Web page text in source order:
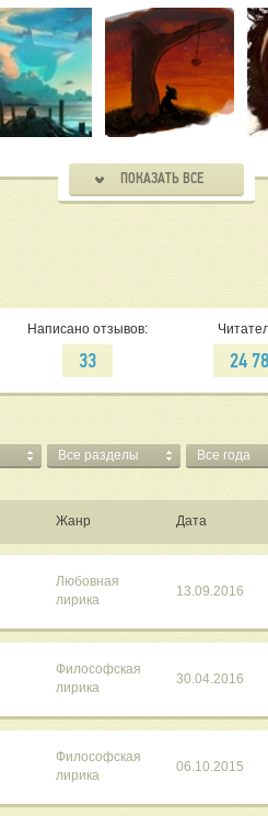
ПОКАЗАТЬ ВСЕ
Написано отзывов:
33 24
Все разделы Все года
Жанр Дата
Любовная
лирика
13.09.2016
Философская
лирика
30.04.2016
Философская
лирика
06.10.2015